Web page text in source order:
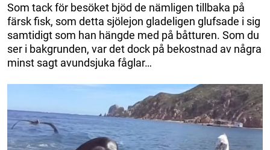
Som tack för besöket bjöd de nämligen tillbaka på
färsk fisk, som detta sjölejon gladeligen glufsade i sig
samtidigt som han hängde med på båtturen. Som du
ser i bakgrunden, var det dock på bekostnad av några
minst sagt avundsjuka fåglar…